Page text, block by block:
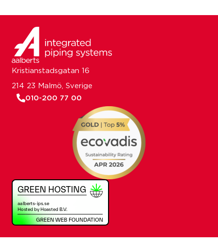
Kristianstadsgatan 16
214 23 Malmö, Sverige
010-200 77 00